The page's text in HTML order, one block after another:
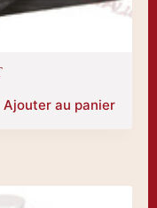
Ajouter au panier